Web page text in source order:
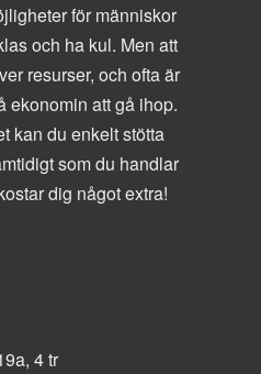
för människor
och ha kul. Men att
resurser, och ofta är
ekonomin att gå ihop.
kan du enkelt stötta
som du handlar
dig något extra!
4 tr